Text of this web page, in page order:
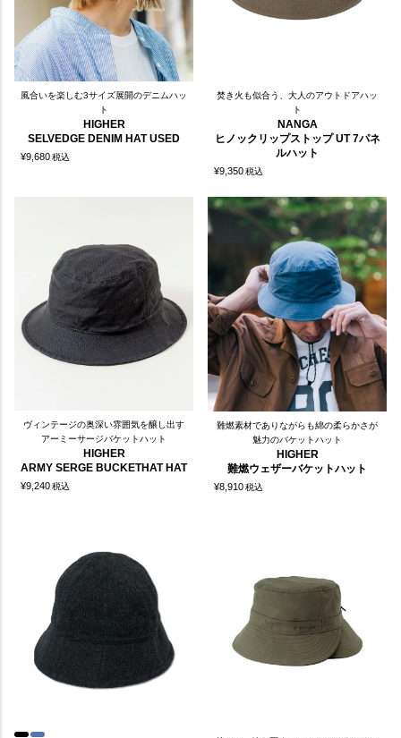
風合いを楽しむ3サイズ展開のデニムハッ
ト
HIGHER
SELVEDGE DENIM HAT USED
¥9,680税込
焚き火も似合う、大人のアウトドアハッ
ト
NANGA
ヒノックリップストップ UT 7パネ
ルハット
¥9,350税込
ヴィンテージの奥深い雰囲気を醸し出す
アーミーサージバケットハット
HIGHER
ARMY SERGE BUCKETHAT HAT
¥9,240税込
難燃素材でありながらも綿の柔らかさが
魅力のバケットハット
HIGHER
難燃ウェザーバケットハット
¥8,910税込